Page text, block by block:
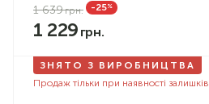
1 639 -25%
1 229
ЗНЯТО З ВИРОБНИЦТВА
Продаж тільки при наявності залишків